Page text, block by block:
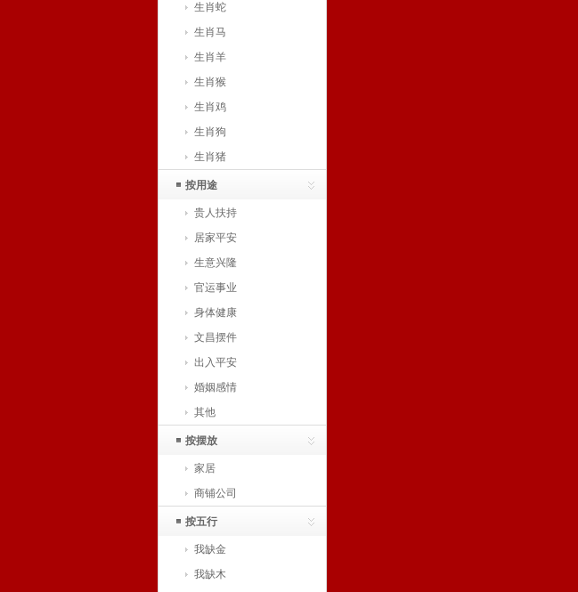
生肖蛇
生肖马
生肖羊
生肖猴
生肖鸡
生肖狗
生肖猪
按用途
贵人扶持
居家平安
生意兴隆
官运事业
身体健康
文昌摆件
出入平安
婚姻感情
其他
按摆放
家居
商铺公司
按五行
我缺金
我缺木